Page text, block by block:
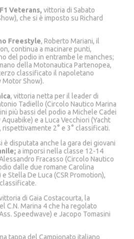
Veterans, vittoria di Sabato
che si è imposto su Richard
Freestyle, Roberto Mariani, il
continua a macinare punti,
del podio in entrambe le manches;
della Motonautica Partenopea,
classificato il napoletano
Motor Show).
, vittoria netta per il leader di
Tadiello (Circolo Nautico Marina
più bassi del podio a Michele Cadei
e a Luca Vecchiori (Yacht
rispettivamente 2° e 3° classificati.
è disputata anche la gara dei giovani
a imporsi nella classe 12-14
Fracasso (Circolo Nautico
dalle due romane Carolina
Stella De Luca (CSR Promotion),
di Gaia Costacourta, la
C.N. Marina 4 che ha regolato
Speedwave) e Jacopo Tomasini
tappa del Campionato italiano